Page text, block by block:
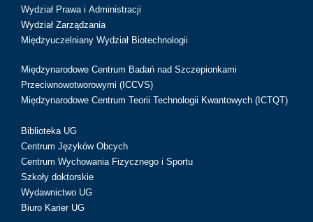
Wydział Prawa i Administracji
Wydział Zarządzania
Międzyuczelniany Wydział Biotechnologii
Międzynarodowe Centrum Badań nad Szczepionkami
Przeciwnowotworowymi (ICCVS)
Międzynarodowe Centrum Teorii Technologii Kwantowych (ICTQT)
Biblioteka UG
Centrum Języków Obcych
Centrum Wychowania Fizycznego i Sportu
Szkoły doktorskie
Wydawnictwo UG
Biuro Karier UG